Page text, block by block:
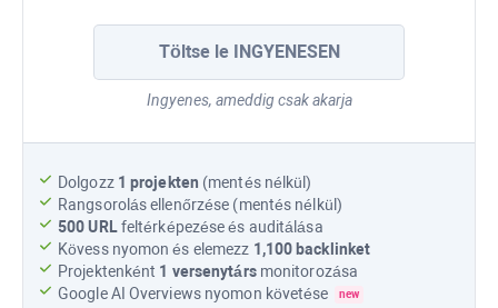
Töltse le INGYENESEN
Ingyenes, ameddig csak akarja
Dolgozz 1 projekten (mentés nélkül)
Rangsorolás ellenőrzése (mentés nélkül)
500 URLfeltérképezése és auditálása
Kövess nyomon és elemezz 1,100 backlinket
Projektenként 1 versenytársmonitorozása
Google AI Overviewsnyomon követése new